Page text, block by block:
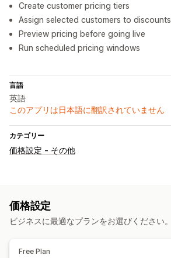
Create customer pricing tiers
Assign selected customers to discounts
Preview pricing before going live
Run scheduled pricing windows
言語
英語
このアプリは日本語に翻訳されていません
カテゴリー
価格設定 - その他
価格設定
ビジネスに最適なプランをお選びください。
Free Plan